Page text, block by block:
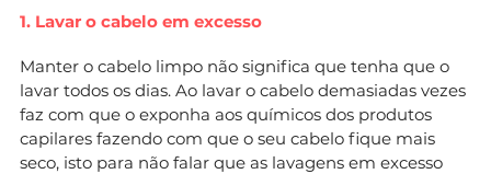
1. Lavar o cabelo em excesso
Manter o cabelo limpo não significa que tenha que o
lavar todos os dias. Ao lavar o cabelo demasiadas vezes
faz com que o exponha aos químicos dos produtos
capilares fazendo com que o seu cabelo fique mais
seco, isto para não falar que as lavagens em excesso